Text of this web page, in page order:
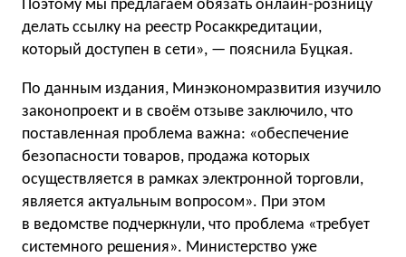
Поэтому мы предлагаем обязать онлайн-розницу
делать ссылку на реестр Росаккредитации,
который доступен в сети», — пояснила Буцкая.
По данным издания, Минэкономразвития изучило
законопроект и в своём отзыве заключило, что
поставленная проблема важна: «обеспечение
безопасности товаров, продажа которых
осуществляется в рамках электронной торговли,
является актуальным вопросом». При этом
в ведомстве подчеркнули, что проблема «требует
системного решения». Министерство уже